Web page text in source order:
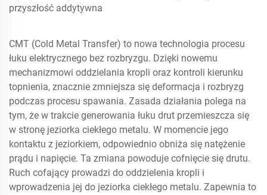
przyszłość addytywna
CMT (Cold Metal Transfer) to nowa technologia procesu
łuku elektrycznego bez rozbryzgu. Dzięki nowemu
mechanizmowi oddzielania kropli oraz kontroli kierunku
topnienia, znacznie zmniejsza się deformacja i rozbryzg
podczas procesu spawania. Zasada działania polega na
tym, że w trakcie generowania łuku drut przemieszcza się
w stronę jeziorka ciekłego metalu. W momencie jego
kontaktu z jeziorkiem, odpowiednio obniża się natężenie
prądu i napięcie. Ta zmiana powoduje cofnięcie się drutu.
Ruch cofający prowadzi do oddzielenia kropli i
wprowadzenia jej do jeziorka ciekłego metalu. Zapewnia to